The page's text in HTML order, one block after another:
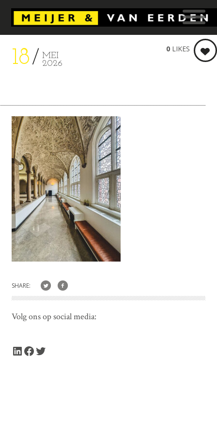
18
MEI
2026
0 LIKES
SHARE:
Volg ons op social media:
LinkedIn Facebook